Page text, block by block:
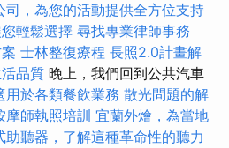
司，為您的活動提供全方位支持
輕鬆選擇 尋找專業律師事務
士林整復療程 長照2.0計畫解
品質 晚上，我們回到公共汽車
用於各類餐飲業務 散光問題的解
摩師執照培訓 宜蘭外燴，為當地
助聽器，了解這種革命性的聽力